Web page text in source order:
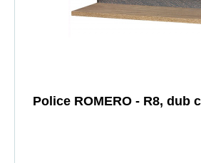
Police ROMERO - R8, dub